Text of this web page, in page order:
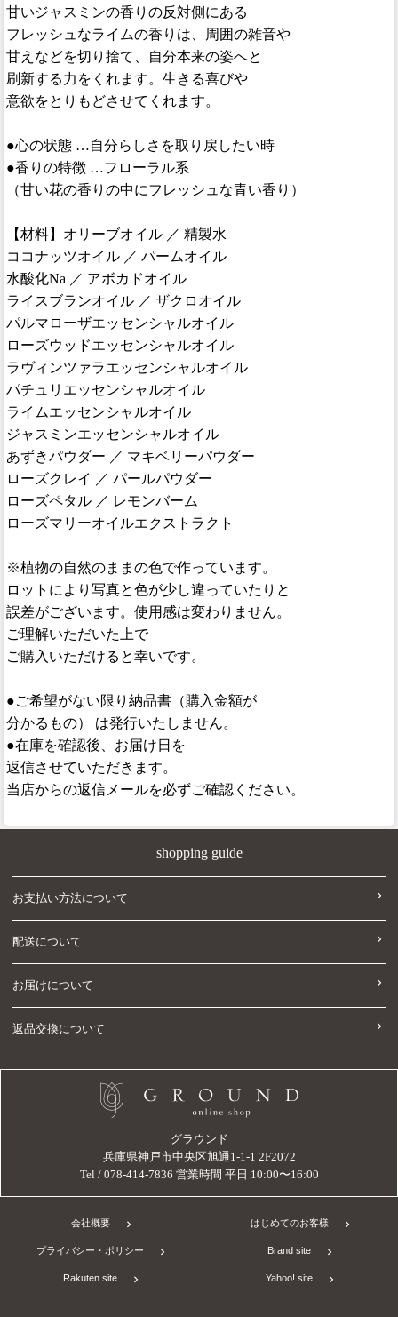
甘いジャスミンの香りの反対側にある
フレッシュなライムの香りは、周囲の雑音や
甘えなどを切り捨て、自分本来の姿へと
刷新する力をくれます。生きる喜びや
意欲をとりもどさせてくれます。
●心の状態 …自分らしさを取り戻したい時
●香りの特徴 …フローラル系
（甘い花の香りの中にフレッシュな青い香り）
【材料】オリーブオイル ／ 精製水
ココナッツオイル ／ パームオイル
水酸化Na ／ アボカドオイル
ライスブランオイル ／ ザクロオイル
パルマローザエッセンシャルオイル
ローズウッドエッセンシャルオイル
ラヴィンツァラエッセンシャルオイル
パチュリエッセンシャルオイル
ライムエッセンシャルオイル
ジャスミンエッセンシャルオイル
あずきパウダー ／ マキベリーパウダー
ローズクレイ ／ パールパウダー
ローズペタル ／ レモンバーム
ローズマリーオイルエクストラクト
※植物の自然のままの色で作っています。
ロットにより写真と色が少し違っていたりと
誤差がございます。使用感は変わりません。
ご理解いただいた上で
ご購入いただけると幸いです。
●ご希望がない限り納品書（購入金額が
分かるもの） は発行いたしません。
●在庫を確認後、お届け日を
返信させていただきます。
当店からの返信メールを必ずご確認ください。
shopping guide
お支払い方法について
配送について
お届けについて
返品交換について
グラウンド
兵庫県神戸市中央区旭通1-1-1 2F2072
Tel / 078-414-7836 営業時間 平日 10:00〜16:00
会社概要 はじめてのお客様
プライバシー・ポリシー Brand site
Rakuten site Yahoo! site